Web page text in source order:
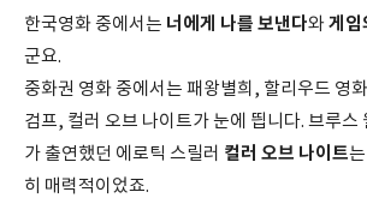
한국영화 중에서는 너에게 나를 보낸다와게임
군요.
중화권 영화 중에서는 패왕별희, 할리우드 영
검프, 컬러 오브 나이트가 눈에 띕니다. 브루스
가 출연했던 에로틱 스릴러 컬러 오브 나이트
히 매력적이었죠.